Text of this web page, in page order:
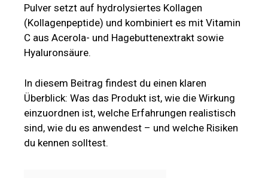
Pulver setzt auf hydrolysiertes Kollagen
(Kollagenpeptide) und kombiniert es mit Vitamin
C aus Acerola- und Hagebuttenextrakt sowie
Hyaluronsäure.
In diesem Beitrag findest du einen klaren
Überblick: Was das Produkt ist, wie die Wirkung
einzuordnen ist, welche Erfahrungen realistisch
sind, wie du es anwendest – und welche Risiken
du kennen solltest.